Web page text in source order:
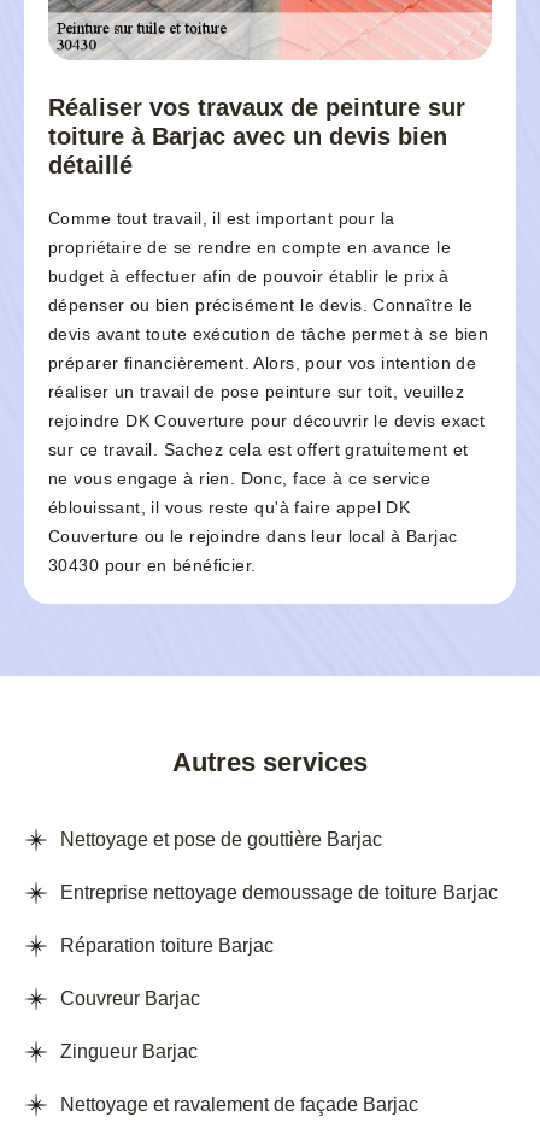
Réaliser vos travaux de peinture sur
toiture à Barjac avec un devis bien
détaillé
Comme tout travail, il est important pour la
propriétaire de se rendre en compte en avance le
budget à effectuer afin de pouvoir établir le prix à
dépenser ou bien précisément le devis. Connaître le
devis avant toute exécution de tâche permet à se bien
préparer financièrement. Alors, pour vos intention de
réaliser un travail de pose peinture sur toit, veuillez
rejoindre DK Couverture pour découvrir le devis exact
sur ce travail. Sachez cela est offert gratuitement et
ne vous engage à rien. Donc, face à ce service
éblouissant, il vous reste qu'à faire appel DK
Couverture ou le rejoindre dans leur local à Barjac
30430 pour en bénéficier.
Autres services
Nettoyage et pose de gouttière Barjac
Entreprise nettoyage demoussage de toiture Barjac
Réparation toiture Barjac
Couvreur Barjac
Zingueur Barjac
Nettoyage et ravalement de façade Barjac